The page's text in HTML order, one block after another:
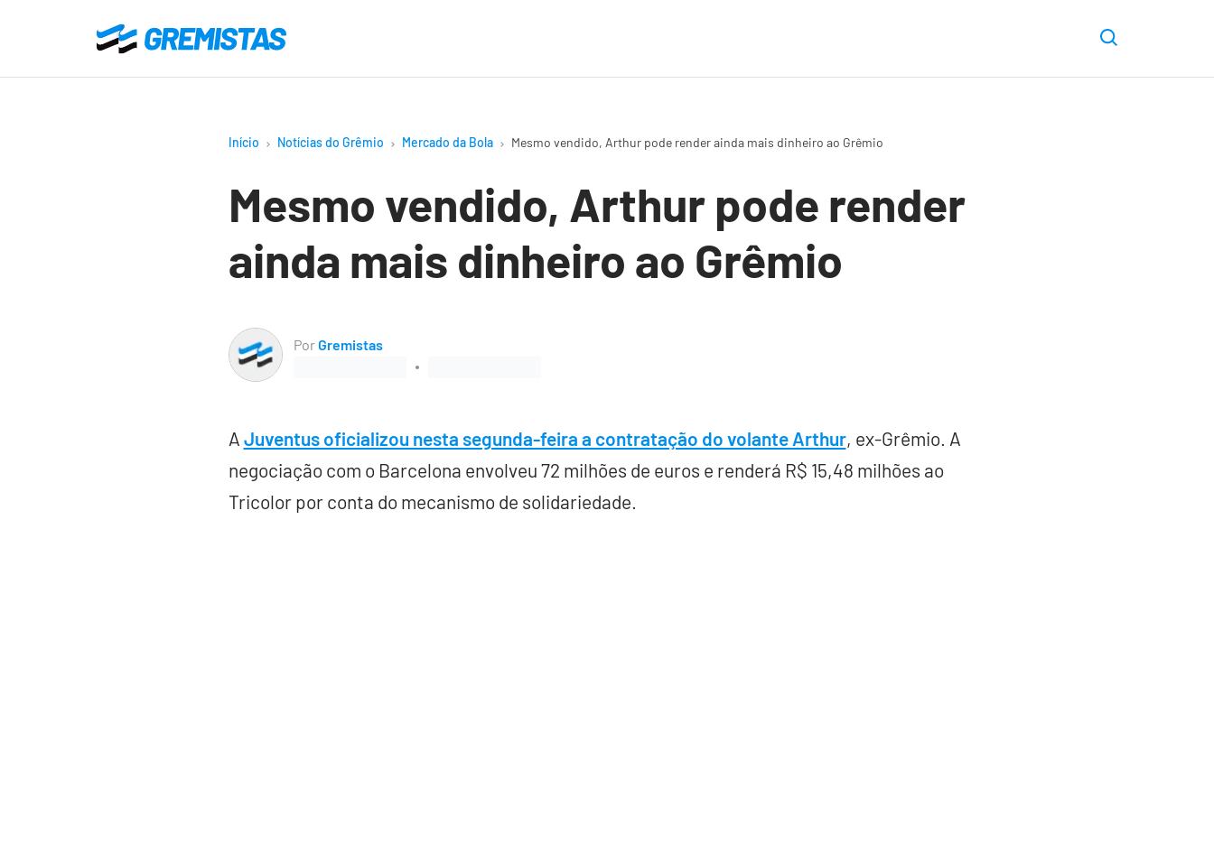
o
Gremistas
Início Notícias do Grêmio Mercado da Bola Mesmo vendido, Arthur pode render ainda mais dinheiro ao Grêmio
Mesmo vendido, Arthur pode render
ainda mais dinheiro ao Grêmio
PorGremistas
A Juventus oficializou nesta segunda-feira a contratação do volante Arthur, ex-Grêmio. A
negociação com o Barcelona envolveu 72 milhões de euros e renderá R$ 15,48 milhões ao
Tricolor por conta do mecanismo de solidariedade.